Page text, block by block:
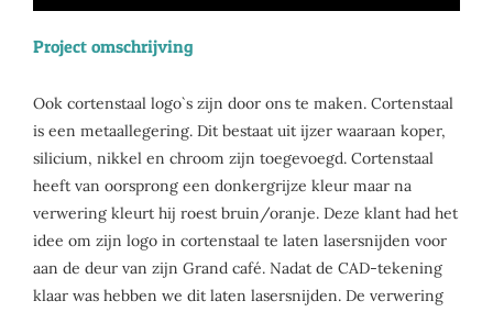
Project omschrijving
Ook cortenstaal logo`s zijn door ons te maken. Cortenstaal
is een metaallegering. Dit bestaat uit ijzer waaraan koper,
silicium, nikkel en chroom zijn toegevoegd. Cortenstaal
heeft van oorsprong een donkergrijze kleur maar na
verwering kleurt hij roest bruin/oranje. Deze klant had het
idee om zijn logo in cortenstaal te laten lasersnijden voor
aan de deur van zijn Grand café. Nadat de CAD-tekening
klaar was hebben we dit laten lasersnijden. De verwering